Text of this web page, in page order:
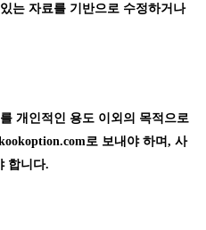
있는 자료를 기반으로 수정하거나
개인적인 용도 이외의 목적으로
로 보내야 하며, 사
합니다.